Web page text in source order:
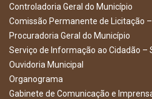
Controladoria Geral do Município
Comissão Permanente de Licitação –
Procuradoria Geral do Município
Serviço de Informação ao Cidadão –
Ouvidoria Municipal
Organograma
Gabinete de Comunicação e